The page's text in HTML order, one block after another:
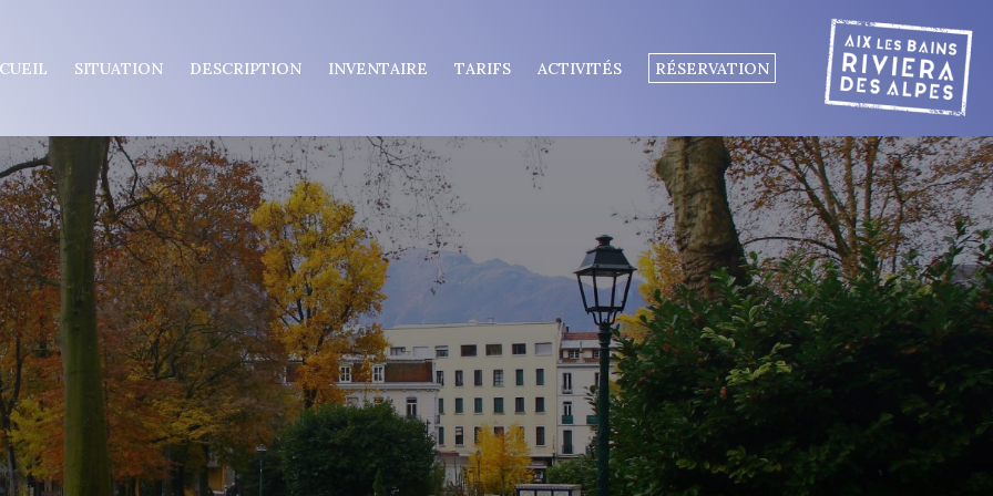
SITUATION DESCRIPTION INVENTAIRE TARIFS ACTIVITÉS RÉSERVATION